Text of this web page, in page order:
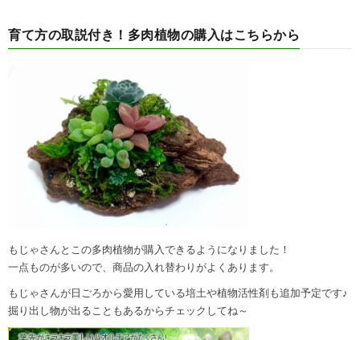
育て方の取説付き！多肉植物の購入はこちらから
もじゃさんとこの多肉植物が購入できるようになりました！
一点ものが多いので、商品の入れ替わりがよくあります。
もじゃさんが日ごろから愛用している培土や植物活性剤も追加予定です♪
掘り出し物が出ることもあるからチェックしてね～